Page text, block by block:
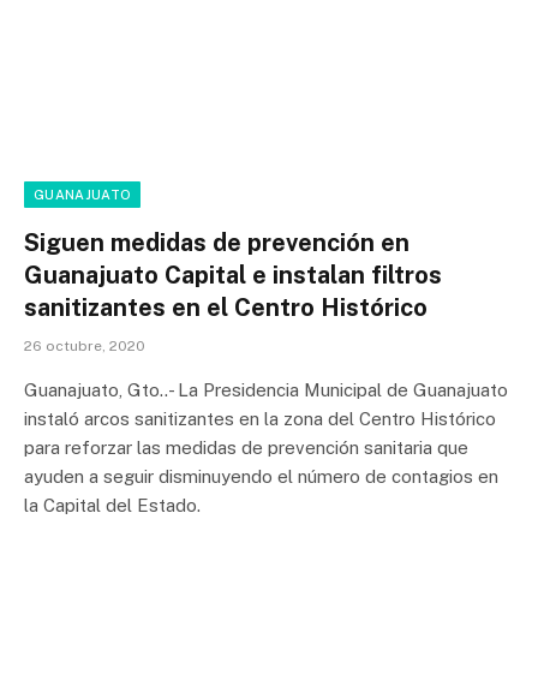
GUANAJUATO
Siguen medidas de prevención en
Guanajuato Capital e instalan filtros
sanitizantes en el Centro Histórico
26 octubre, 2020
Guanajuato, Gto..- La Presidencia Municipal de Guanajuato
instaló arcos sanitizantes en la zona del Centro Histórico
para reforzar las medidas de prevención sanitaria que
ayuden a seguir disminuyendo el número de contagios en
la Capital del Estado.